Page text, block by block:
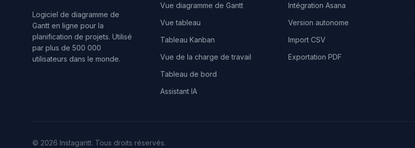
Logiciel de diagramme de
Gantt en ligne pour la
planification de projets. Utilisé
par plus de 500 000
utilisateurs dans le monde.
Vue diagramme de Gantt
Vue tableau
Tableau Kanban
Vue de la charge de travail
Tableau de bord
Assistant IA
Intégration Asana
Version autonome
Import CSV
Exportation PDF
© 2026 Instagantt. Tous droits réservés.